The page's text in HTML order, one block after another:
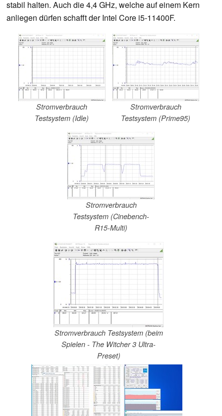
stabil halten. Auch die 4,4 GHz, welche auf einem Kern
anliegen dürfen schafft der Intel Core i5-11400F.
Stromverbrauch
Testsystem (Idle)
Stromverbrauch
Testsystem (Prime95)
Stromverbrauch
Testsystem (Cinebench-
R15-Multi)
Stromverbrauch Testsystem (beim
Spielen - The Witcher 3 Ultra-
Preset)